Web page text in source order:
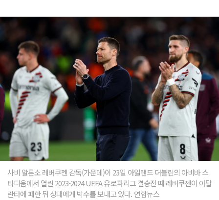
사비 알론소 레버쿠젠 감독(가운데)이 23일 아일랜드 더블린의 아비바 스
타디움에서 열린 2023-2024 UEFA 유로파리그 결승전 때 레버쿠젠이 아탈
란타에 패한 뒤 상대에게 박수를 보내고 있다. 연합뉴스